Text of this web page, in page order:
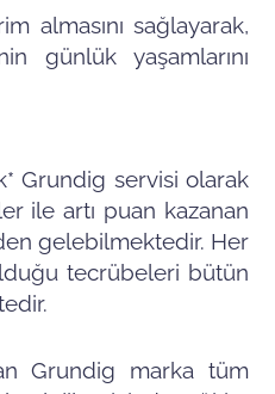
almasını sağlayarak,
günlük yaşamlarını
Grundig servisi olarak
ile artı puan kazanan
gelebilmektedir. Her
tecrübeleri bütün
Grundig marka tüm